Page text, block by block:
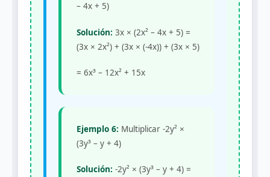
– 4x + 5)
Solución: 3x × (2x² – 4x + 5) =
(3x × 2x²) + (3x × (-4x)) + (3x × 5)
= 6x³ – 12x² + 15x
Ejemplo 6: Multiplicar -2y² ×
(3y³ – y + 4)
Solución: -2y² × (3y³ – y + 4) =